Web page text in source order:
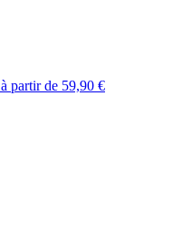
à partir de 59,90 €